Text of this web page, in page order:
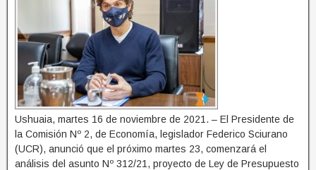
Ushuaia, martes 16 de noviembre de 2021. – El Presidente de
la Comisión Nº 2, de Economía, legislador Federico Sciurano
(UCR), anunció que el próximo martes 23, comenzará el
análisis del asunto Nº 312/21, proyecto de Ley de Presupuesto